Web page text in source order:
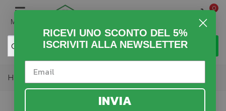
MENU
0
Home > Fai da Te
RICEVI UNO SCONTO DEL 5%
ISCRIVITI ALLA NEWSLETTER
INVIA